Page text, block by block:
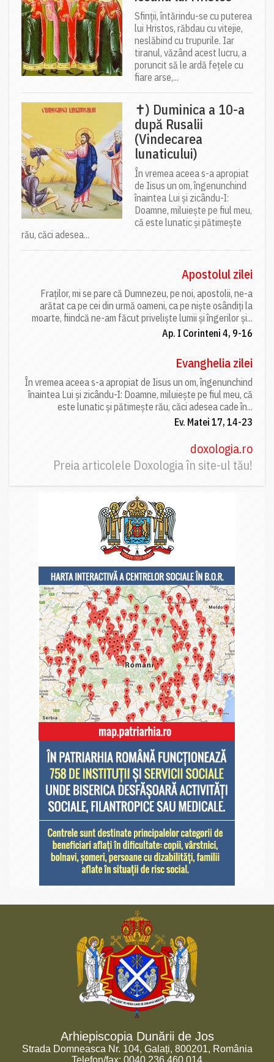
Sfinții, întărindu-se cu puterea
lui Hristos, răbdau cu vitejie,
neslăbind cu trupurile. Iar
tiranul, văzând acest lucru, a
poruncit să le ardă fețele cu
fiare arse,...
✝) Duminica a 10-a
după Rusalii
(Vindecarea
lunaticului)
În vremea aceea s-a apropiat
de Iisus un om, îngenunchind
înaintea Lui și zicându-I:
Doamne, miluiește pe fiul meu,
că este lunatic și pătimește
rău, căci adesea...
Apostolul zilei
Fraților, mi se pare că Dumnezeu, pe noi, apostolii, ne-a
arătat ca pe cei din urmă oameni, ca pe niște osândiți la
moarte, fiindcă ne-am făcut priveliște lumii și îngerilor și...
Ap. I Corinteni 4, 9-16
Evanghelia zilei
În vremea aceea s-a apropiat de Iisus un om, îngenunchind
înaintea Lui și zicându-I: Doamne, miluiește pe fiul meu, că
este lunatic și pătimește rău, căci adesea cade în...
Ev. Matei 17, 14-23
doxologia.ro
Preia articolele Doxologia în site-ul tău!
Arhiepiscopia Dunării de Jos
Strada Domneasca Nr. 104, Galați, 800201, România